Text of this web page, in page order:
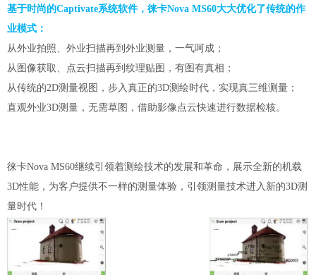
基于时尚的Captivate系统软件，徕卡Nova MS60大大优化了传统的作
业模式：
从外业拍照、外业扫描再到外业测量，一气呵成；
从图像获取、点云扫描再到纹理贴图，有图有真相；
从传统的2D测量视图，步入真正的3D测绘时代，实现真三维测量；
直观外业3D测量，无需草图，借助影像点云快速进行数据检核。
徕卡Nova MS60继续引领着测绘技术的发展和革命，展示全新的机载
3D性能，为客户提供不一样的测量体验，引领测量技术进入新的3D测
量时代！